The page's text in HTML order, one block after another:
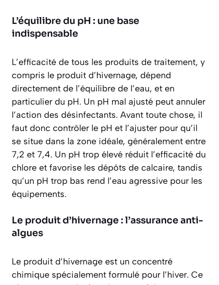
L’équilibre du pH : une base
indispensable
L’efficacité de tous les produits de traitement, y
compris le produit d’hivernage, dépend
directement de l’équilibre de l’eau, et en
particulier du pH. Un pH mal ajusté peut annuler
l’action des désinfectants. Avant toute chose, il
faut donc contrôler le pH et l’ajuster pour qu’il
se situe dans la zone idéale, généralement entre
7,2 et 7,4. Un pH trop élevé réduit l’efficacité du
chlore et favorise les dépôts de calcaire, tandis
qu’un pH trop bas rend l’eau agressive pour les
équipements.
Le produit d’hivernage : l’assurance anti-
algues
Le produit d’hivernage est un concentré
chimique spécialement formulé pour l’hiver. Ce